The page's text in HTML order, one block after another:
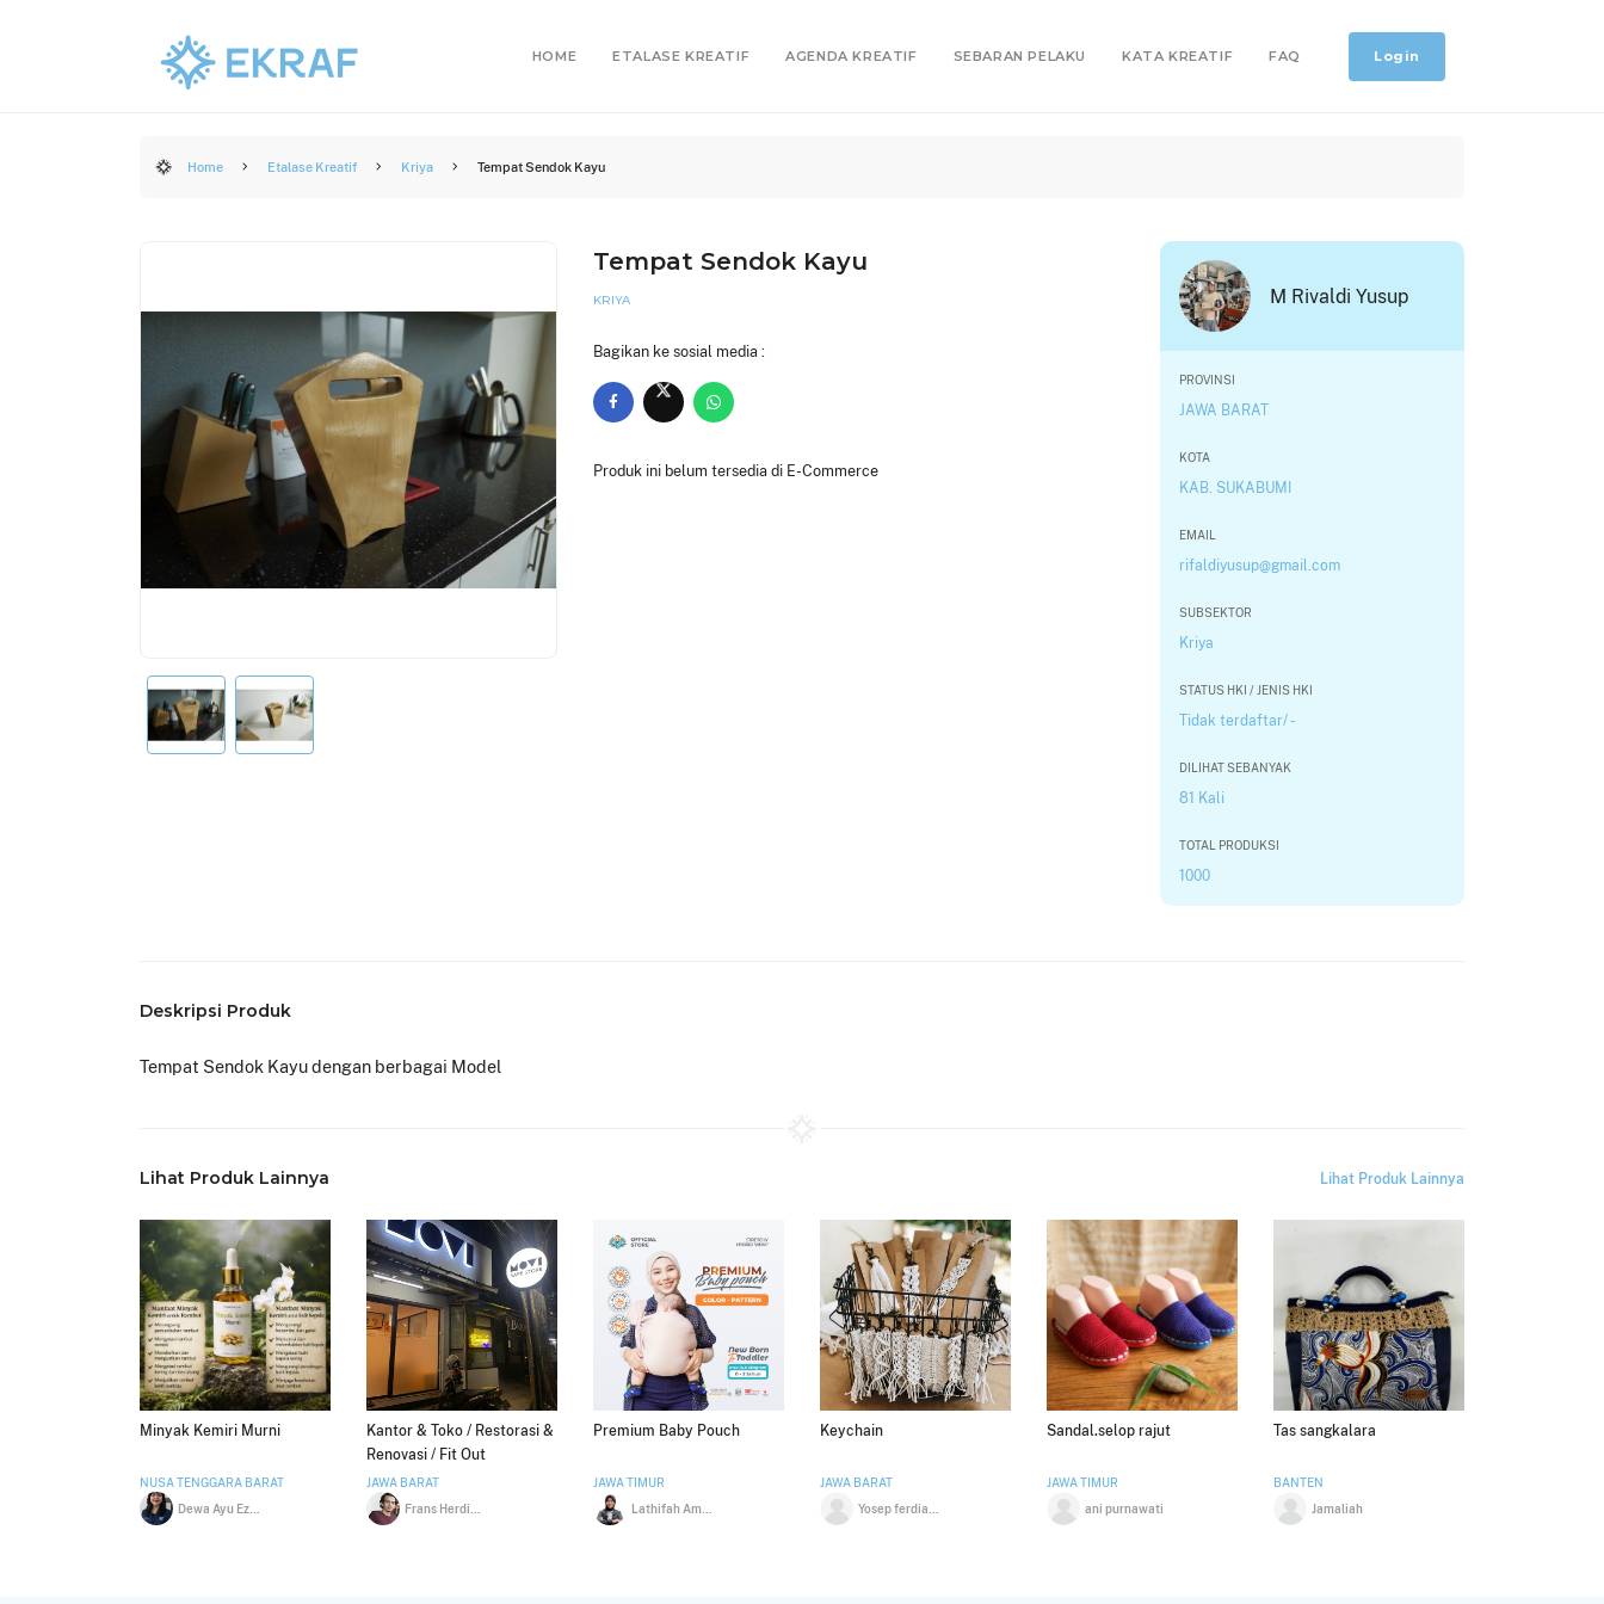
HOME ETALASE KREATIF AGENDA KREATIF SEBARAN PELAKU KATA KREATIF FAQ Login
Home Etalase Kreatif Kriya Tempat Sendok Kayu
Tempat Sendok Kayu
KRIYA
Bagikan ke sosial media :
Produk ini belum tersedia di E-Commerce
M Rivaldi Yusup
PROVINSI
JAWA BARAT
KOTA
KAB. SUKABUMI
EMAIL
rifaldiyusup@gmail.com
SUBSEKTOR
Kriya
STATUS HKI / JENIS HKI
Tidak terdaftar/ -
DILIHAT SEBANYAK
81 Kali
TOTAL PRODUKSI
1000
Deskripsi Produk
Tempat Sendok Kayu dengan berbagai Model
Lihat Produk Lainnya Lihat Produk Lainnya
Minyak Kemiri Murni
NUSA TENGGARA BARAT
Kantor & Toko / Restorasi &
Renovasi / Fit Out
JAWA BARAT
Premium Baby Pouch
JAWA TIMUR
Keychain
JAWA BARAT
Sandal.selop rajut
JAWA TIMUR
ani purnawati
Tas sangkalara
BANTEN
Jamaliah